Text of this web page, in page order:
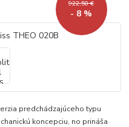
922,50 €
- 8 %
predchádzajúceho typu
koncepciu, no prináša